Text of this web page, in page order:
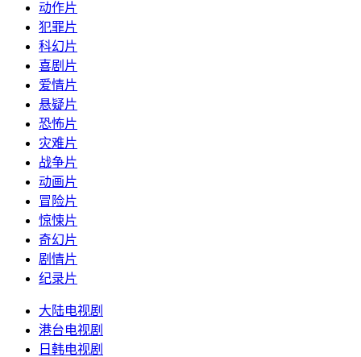
动作片
犯罪片
科幻片
喜剧片
爱情片
悬疑片
恐怖片
灾难片
战争片
动画片
冒险片
惊悚片
奇幻片
剧情片
纪录片
大陆电视剧
港台电视剧
日韩电视剧